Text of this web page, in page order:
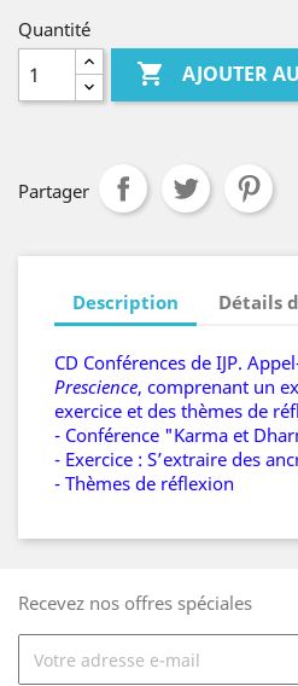
Quantité
 AJOUTER
Partager
Description Détails
CD Conférences de IJP.
Prescience, comprenant un
exercice et des thèmes de
- Conférence "Karma et
- Exercice : S’extraire des
- Thèmes de réflexion
Recevez nos offres spéciales